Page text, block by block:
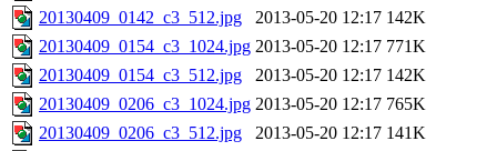
20130409_0142_c3_512.jpg
2013-05-20 12:17 142K
20130409_0154_c3_1024.jpg 2013-05-20 12:17 771K
20130409_0154_c3_512.jpg
2013-05-20 12:17 142K
20130409_0206_c3_1024.jpg 2013-05-20 12:17 765K
20130409_0206_c3_512.jpg
2013-05-20 12:17 141K